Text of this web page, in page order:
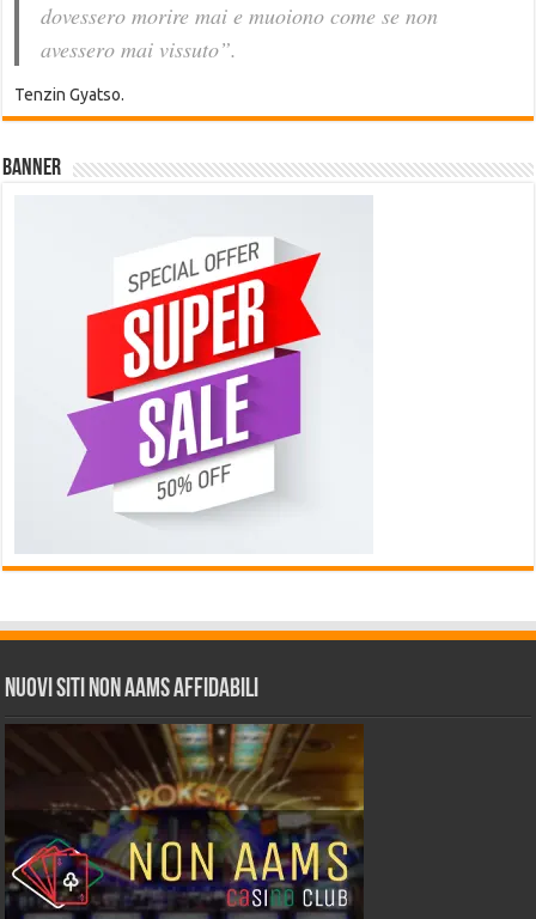
dovessero morire mai e muoiono come se non
avessero mai vissuto”.
Tenzin Gyatso.
Banner
Nuovi siti non AAMS affidabili